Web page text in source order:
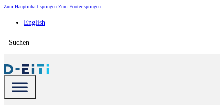
Zum Hauptinhalt springen Zum Footer springen
English
Suchen